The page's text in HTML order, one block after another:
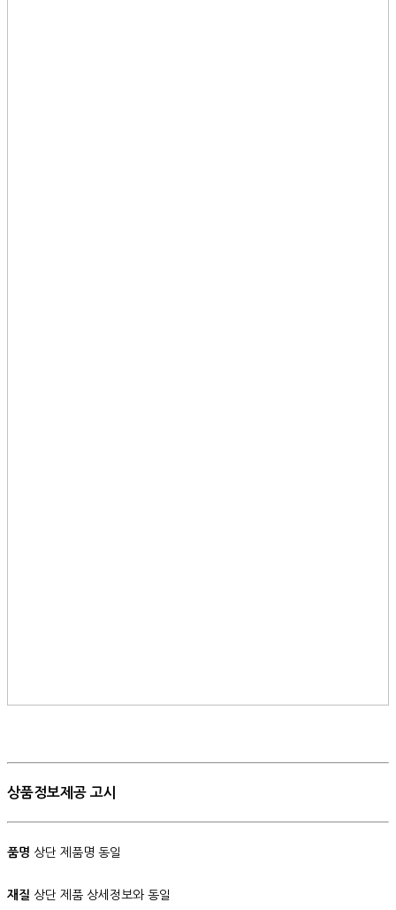
상품정보제공 고시
품명 상단 제품명 동일
재질 상단 제품 상세정보와 동일